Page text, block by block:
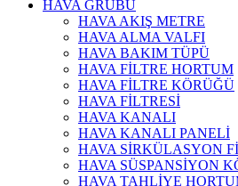
HAVA GRUBU
HAVA AKIŞ METRE
HAVA ALMA VALFI
HAVA BAKIM TÜPÜ
HAVA FİLTRE HORTUM
HAVA FİLTRE KÖRÜĞÜ
HAVA FİLTRESİ
HAVA KANALI
HAVA KANALI PANELİ
HAVA SİRKÜLASYON
HAVA SÜSPANSİYON
HAVA TAHLİYE